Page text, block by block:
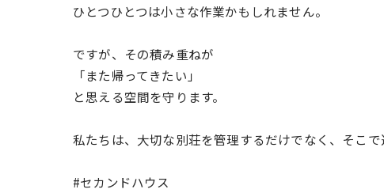
ひとつひとつは小さな作業かもしれません。
ですが、その積み重ねが
「また帰ってきたい」
と思える空間を守ります。
私たちは、大切な別荘を管理するだけでなく、そこで
#セカンドハウス